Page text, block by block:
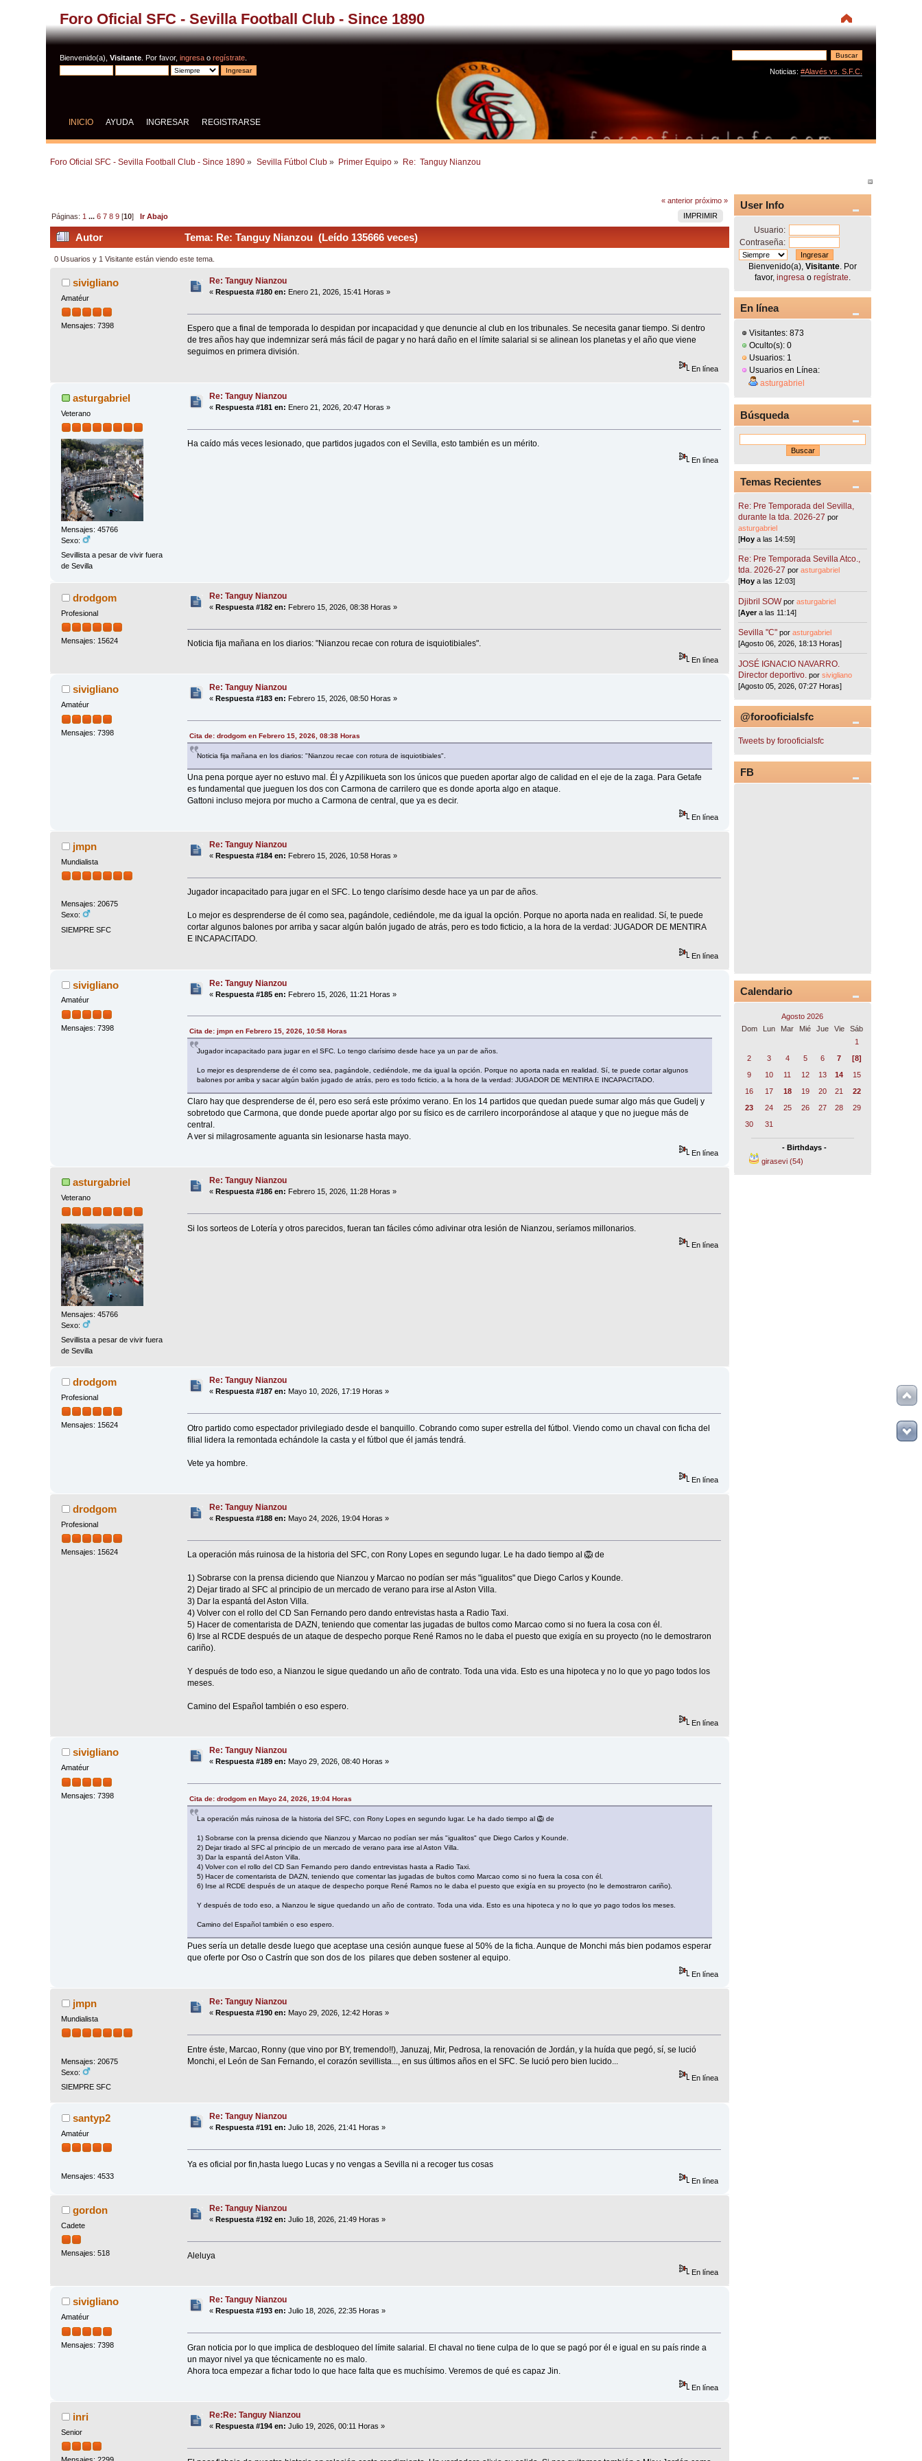
Foro Oficial SFC - Sevilla Football Club - Since 1890
Bienvenido(a),Visitante . Por favor,ingresa oregístrate
Noticias: #Alavés vs. S.F.C.
INICIO AYUDA INGRESAR REGISTRARSE
Foro Oficial SFC - Sevilla Football Club - Since 1890 » Sevilla Fútbol Club» Primer Equipo» Re:  Tanguy Nianzou
« anterior próximo »
IMPRIMIR
Páginas: 1 ...6 7 8 9 [10]Ir Abajo
Autor Tema: Re: Tanguy Nianzou (Leído 135666 veces)
0 Usuarios y 1 Visitante están viendo este tema.
sivigliano
Amatéur
Mensajes: 7398
Re: Tanguy Nianzou
«Respuesta #180 en: Enero 21, 2026, 15:41 Horas »
Espero que a final de temporada lo despidan por incapacidad y que denuncie al club en los tribunales. Se necesita ganar tiempo. Si dentro
de tres años hay que indemnizar será más fácil de pagar y no hará daño en el límite salarial si se alinean los planetas y el año que viene
seguimos en primera división.
En línea
asturgabriel
Veterano
Mensajes: 45766
Sexo:
Sevillista a pesar de vivir fuera
de Sevilla
Re: Tanguy Nianzou
«Respuesta #181 en: Enero 21, 2026, 20:47 Horas »
Ha caído más veces lesionado, que partidos jugados con el Sevilla, esto también es un mérito.
En línea
drodgom
Profesional
Mensajes: 15624
Re: Tanguy Nianzou
«Respuesta #182 en: Febrero 15, 2026, 08:38 Horas »
Noticia fija mañana en los diarios: "Nianzou recae con rotura de isquiotibiales".
En línea
sivigliano
Amatéur
Mensajes: 7398
Re: Tanguy Nianzou
« Respuesta #183 en: Febrero 15, 2026, 08:50 Horas »
Cita de: drodgom en Febrero 15, 2026, 08:38 Horas
Noticia fija mañana en los diarios: "Nianzou recae con rotura de isquiotibiales".
Una pena porque ayer no estuvo mal. Él y Azpilikueta son los únicos que pueden aportar algo de calidad en el eje de la zaga. Para Getafe
es fundamental que jueguen los dos con Carmona de carrilero que es donde aporta algo en ataque.
Gattoni incluso mejora por mucho a Carmona de central, que ya es decir.
En línea
jmpn
Mundialista
Mensajes: 20675
Sexo:
SIEMPRE SFC
Re: Tanguy Nianzou
«Respuesta #184 en: Febrero 15, 2026, 10:58 Horas »
Jugador incapacitado para jugar en el SFC. Lo tengo clarísimo desde hace ya un par de años.
Lo mejor es desprenderse de él como sea, pagándole, cediéndole, me da igual la opción. Porque no aporta nada en realidad. Sí, te puede
cortar algunos balones por arriba y sacar algún balón jugado de atrás, pero es todo ficticio, a la hora de la verdad: JUGADOR DE MENTIRA
E INCAPACITADO.
En línea
sivigliano
Amatéur
Mensajes: 7398
Re: Tanguy Nianzou
«Respuesta #185 en: Febrero 15, 2026, 11:21 Horas »
Cita de: jmpn en Febrero 15, 2026, 10:58 Horas
Jugador incapacitado para jugar en el SFC. Lo tengo clarísimo desde hace ya un par de años.
Lo mejor es desprenderse de él como sea, pagándole, cediéndole, me da igual la opción. Porque no aporta nada en realidad. Sí, te puede cortar algunos
balones por arriba y sacar algún balón jugado de atrás, pero es todo ficticio, a la hora de la verdad: JUGADOR DE MENTIRA E INCAPACITADO.
Claro hay que desprenderse de él, pero eso será este próximo verano. En los 14 partidos que quedan puede sumar algo más que Gudelj y
sobretodo que Carmona, que donde puede aportar algo por su físico es de carrilero incorporándose al ataque y que no juegue más de
central.
A ver si milagrosamente aguanta sin lesionarse hasta mayo.
En línea
asturgabriel
Veterano
Mensajes: 45766
Sexo:
Sevillista a pesar de vivir fuera
de Sevilla
Re: Tanguy Nianzou
«Respuesta #186 en: Febrero 15, 2026, 11:28 Horas »
Si los sorteos de Lotería y otros parecidos, fueran tan fáciles cómo adivinar otra lesión de Nianzou, seríamos millonarios.
En línea
drodgom
Profesional
Mensajes: 15624
Re: Tanguy Nianzou
«Respuesta #187 en: Mayo 10, 2026, 17:19 Horas »
Otro partido como espectador privilegiado desde el banquillo. Cobrando como super estrella del fútbol. Viendo como un chaval con ficha del
filial lidera la remontada echándole la casta y el fútbol que él jamás tendrá.
Vete ya hombre.
En línea
drodgom
Profesional
Mensajes: 15624
Re: Tanguy Nianzou
«Respuesta #188 en: Mayo 24, 2026, 19:04 Horas »
La operación más ruinosa de la historia del SFC, con Rony Lopes en segundo lugar. Le ha dado tiempo al 🦁 de
1) Sobrarse con la prensa diciendo que Nianzou y Marcao no podían ser más "igualitos" que Diego Carlos y Kounde.
2) Dejar tirado al SFC al principio de un mercado de verano para irse al Aston Villa.
3) Dar la espantá del Aston Villa.
4) Volver con el rollo del CD San Fernando pero dando entrevistas hasta a Radio Taxi.
5) Hacer de comentarista de DAZN, teniendo que comentar las jugadas de bultos como Marcao como si no fuera la cosa con él.
6) Irse al RCDE después de un ataque de despecho porque René Ramos no le daba el puesto que exigía en su proyecto (no le demostraron
cariño).
Y después de todo eso, a Nianzou le sigue quedando un año de contrato. Toda una vida. Esto es una hipoteca y no lo que yo pago todos los
meses.
Camino del Español también o eso espero.
En línea
sivigliano
Amatéur
Mensajes: 7398
Re: Tanguy Nianzou
« Respuesta #189 en: Mayo 29, 2026, 08:40 Horas »
Cita de: drodgom en Mayo 24, 2026, 19:04 Horas
La operación más ruinosa de la historia del SFC, con Rony Lopes en segundo lugar. Le ha dado tiempo al 🦁 de
1) Sobrarse con la prensa diciendo que Nianzou y Marcao no podían ser más "igualitos" que Diego Carlos y Kounde.
2) Dejar tirado al SFC al principio de un mercado de verano para irse al Aston Villa.
3) Dar la espantá del Aston Villa.
4) Volver con el rollo del CD San Fernando pero dando entrevistas hasta a Radio Taxi.
5) Hacer de comentarista de DAZN, teniendo que comentar las jugadas de bultos como Marcao como si no fuera la cosa con él.
6) Irse al RCDE después de un ataque de despecho porque René Ramos no le daba el puesto que exigía en su proyecto (no le demostraron cariño).
Y después de todo eso, a Nianzou le sigue quedando un año de contrato. Toda una vida. Esto es una hipoteca y no lo que yo pago todos los meses.
Camino del Español también o eso espero.
Pues sería un detalle desde luego que aceptase una cesión aunque fuese al 50% de la ficha. Aunque de Monchi más bien podamos esperar
que oferte por Oso o Castrín que son dos de los pilares que deben sostener al equipo.
En línea
jmpn
Mundialista
Mensajes: 20675
Sexo:
SIEMPRE SFC
Re: Tanguy Nianzou
«Respuesta #190 en: Mayo 29, 2026, 12:42 Horas »
Entre éste, Marcao, Ronny (que vino por BY, tremendo!!), Januzaj, Mir, Pedrosa, la renovación de Jordán, y la huída que pegó, sí, se lució
Monchi, el León de San Fernando, el corazón sevillista..., en sus últimos años en el SFC. Se lució pero bien lucido...
En línea
santyp2
Amatéur
Mensajes: 4533
Re: Tanguy Nianzou
«Respuesta #191 en: Julio 18, 2026, 21:41 Horas »
Ya es oficial por fin,hasta luego Lucas y no vengas a Sevilla ni a recoger tus cosas
En línea
gordon
Cadete
Mensajes: 518
Re: Tanguy Nianzou
«Respuesta #192 en: Julio 18, 2026, 21:49 Horas »
Aleluya
En línea
sivigliano
Amatéur
Mensajes: 7398
Re: Tanguy Nianzou
« Respuesta #193 en: Julio 18, 2026, 22:35 Horas »
Gran noticia por lo que implica de desbloqueo del límite salarial. El chaval no tiene culpa de lo que se pagó por él e igual en su país rinde a
un mayor nivel ya que técnicamente no es malo.
Ahora toca empezar a fichar todo lo que hace falta que es muchísimo. Veremos de qué es capaz Jin.
En línea
inri
Senior
Re:Re: Tanguy Nianzou
«Respuesta #194 en: Julio 19, 2026, 00:11 Horas »
User Info
Usuario:
Contraseña:
Bienvenido(a),Visitante . Por
favor,ingresa oregístrate
En línea
Visitantes: 873
Oculto(s): 0
Usuarios: 1
Usuarios en Línea:
asturgabriel
Búsqueda
Temas Recientes
Re: Pre Temporada del Sevilla,
durante la tda. 2026-27 por
asturgabriel
[Hoy a las 14:59]
Re: Pre Temporada Sevilla Atco.,
tda. 2026-27 porasturgabriel
[Hoy a las 12:03]
Djibril SOW porasturgabriel
[Ayera las 11:14]
Sevilla "C"porasturgabriel
[Agosto 06, 2026, 18:13 Horas]
JOSÉ IGNACIO NAVARRO.
Director deportivo. porsivigliano
[Agosto 05, 2026, 07:27 Horas]
@forooficialsfc
Tweets by forooficialsfc
FB
Calendario
Agosto 2026
Dom
Lun Mar Mié Jue Vie
Sáb
1
2
3 4 5 6 7
[8]
9
10 11 12 13 14
15
16
17 18 19 20 21
22
23
24 25 26 27 28
29
30
31
- Birthdays -
girasevi (54)